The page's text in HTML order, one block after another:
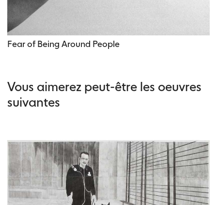
Fear of Being Around People
Vous aimerez peut-être les oeuvres
suivantes